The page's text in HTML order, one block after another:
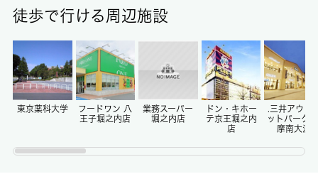
-
償却/敷引
-/-
徒歩で行ける周辺施設
東京薬科大学
フードワン 八
王子堀之内店
業務スーパー
堀之内店
ドン・キホー
テ京王堀之内
店
.三井アウト
ットパーク
摩南大沢